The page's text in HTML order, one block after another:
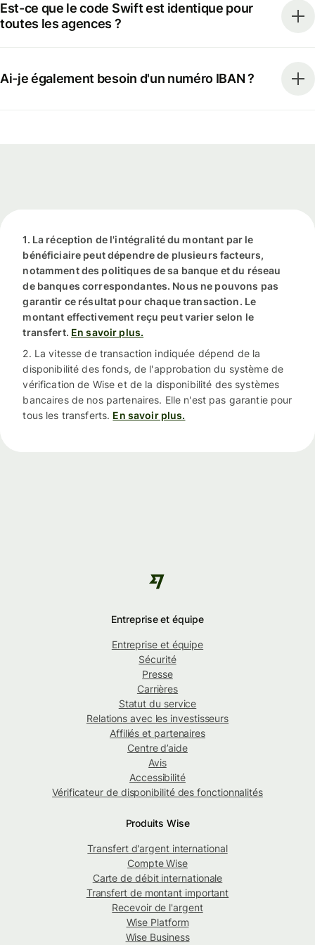
Est-ce que le code Swift est identique pour
toutes les agences ?
Ai-je également besoin d'un numéro IBAN ?
1. La réception de l'intégralité du montant par le
bénéficiaire peut dépendre de plusieurs facteurs,
notamment des politiques de sa banque et du réseau
de banques correspondantes. Nous ne pouvons pas
garantir ce résultat pour chaque transaction. Le
montant effectivement reçu peut varier selon le
transfert. En savoir plus.
2. La vitesse de transaction indiquée dépend de la
disponibilité des fonds, de l'approbation du système de
vérification de Wise et de la disponibilité des systèmes
bancaires de nos partenaires. Elle n'est pas garantie pour
tous les transferts. En savoir plus.
Entreprise et équipe
Entreprise et équipe
Sécurité
Presse
Carrières
Statut du service
Relations avec les investisseurs
Affiliés et partenaires
Centre d’aide
Avis
Accessibilité
Vérificateur de disponibilité des fonctionnalités
Produits Wise
Transfert d'argent international
Compte Wise
Carte de débit internationale
Transfert de montant important
Recevoir de l'argent
Wise Platform
Wise Business